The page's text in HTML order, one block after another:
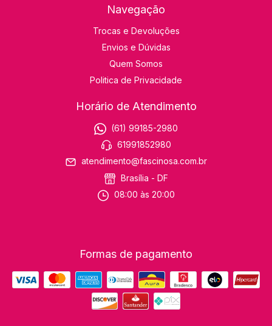
Navegação
Trocas e Devoluções
Envios e Dúvidas
Quem Somos
Politica de Privacidade
Horário de Atendimento
(61) 99185-2980
61991852980
atendimento@fascinosa.com.br
Brasília - DF
08:00 às 20:00
Formas de pagamento